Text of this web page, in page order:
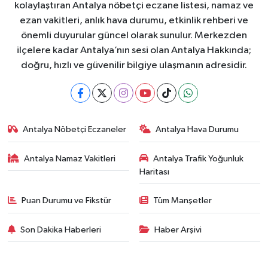
kolaylaştıran Antalya nöbetçi eczane listesi, namaz ve
ezan vakitleri, anlık hava durumu, etkinlik rehberi ve
önemli duyurular güncel olarak sunulur. Merkezden
ilçelere kadar Antalya’nın sesi olan Antalya Hakkında;
doğru, hızlı ve güvenilir bilgiye ulaşmanın adresidir.
Antalya Nöbetçi Eczaneler Antalya Hava Durumu
Antalya Namaz Vakitleri
Antalya Trafik Yoğunluk
Haritası
Puan Durumu ve Fikstür Tüm Manşetler
Son Dakika Haberleri Haber Arşivi